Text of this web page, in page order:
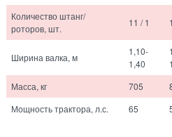
Количество штанг/
роторов, шт.
11 / 1
Ширина валка, м
1,10-
1,40
Масса, кг
705
Мощность трактора, л.с.
65